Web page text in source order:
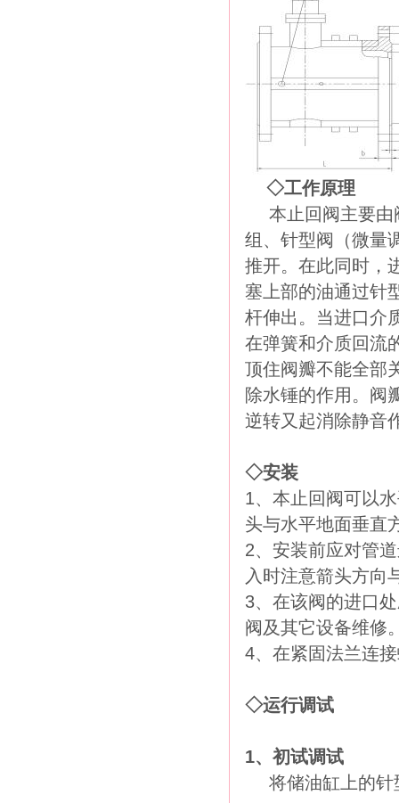
◇工作原理
本止回阀主要
组、针型阀（微量
推开。在此同时，
塞上部的油通过针
杆伸出。当进口介
在弹簧和介质回流
顶住阀瓣不能全部
除水锤的作用。阀
逆转又起消除静音
◇安装
1、本止回阀可以
头与水平地面垂直
2、安装前应对管
入时注意箭头方向
3、在该阀的进口
阀及其它设备维修
4、在紧固法兰连
◇运行调试
1、初试调试
将储油缸上的